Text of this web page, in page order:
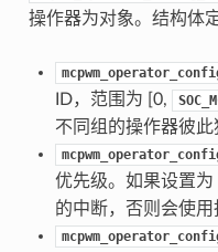
操作器为对象。结构体
ID，范围为 [0,
不同组的操作器彼此
优先级。如果设置为
的中断，否则会使用